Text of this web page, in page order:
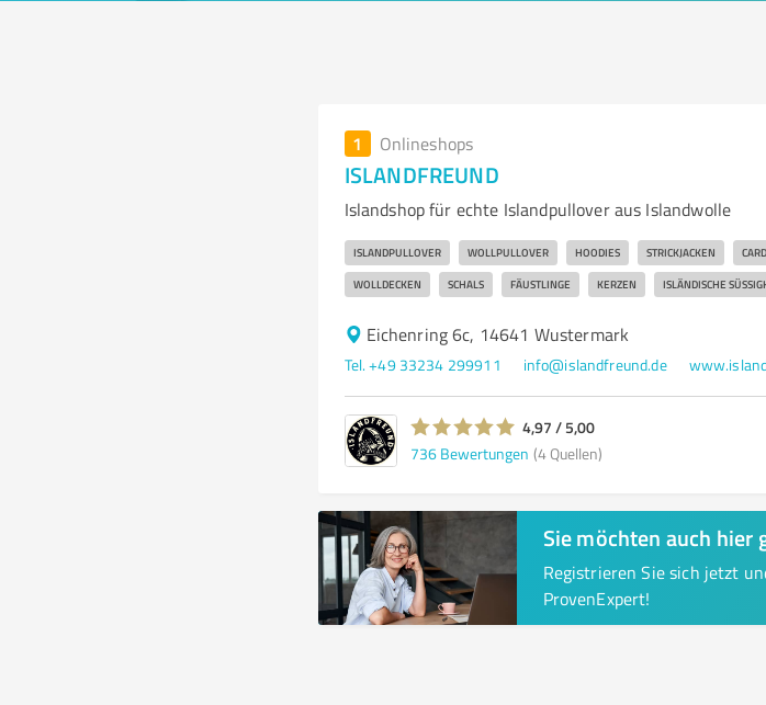
1 Onlineshops
ISLANDFREUND
Islandshop für echte Islandpullover aus Islandwolle
ISLANDPULLOVER WOLLPULLOVER HOODIES STRICKJACKEN
WOLLDECKEN SCHALS FÄUSTLINGE KERZEN ISLÄNDISCHE
Eichenring 6c, 14641 Wustermark
Tel. +49 33234 299911 info@islandfreund.de
4,97 / 5,00
736 Bewertungen (4 Quellen)
Sie möchten auch hier
Registrieren Sie sich jetzt
ProvenExpert!